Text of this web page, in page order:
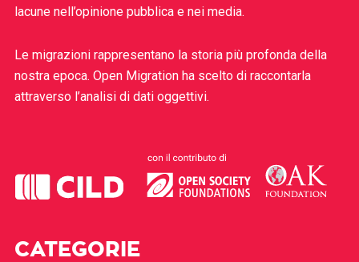
lacune nell’opinione pubblica e nei media.
Le migrazioni rappresentano la storia più profonda della
nostra epoca. Open Migration ha scelto di raccontarla
attraverso l’analisi di dati oggettivi.
CATEGORIE